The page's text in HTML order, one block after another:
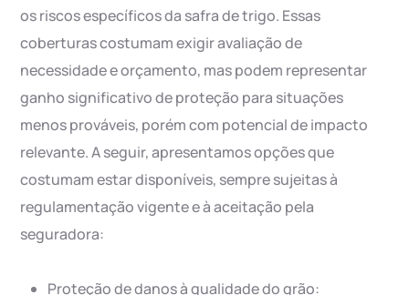
os riscos específicos da safra de trigo. Essas
coberturas costumam exigir avaliação de
necessidade e orçamento, mas podem representar
ganho significativo de proteção para situações
menos prováveis, porém com potencial de impacto
relevante. A seguir, apresentamos opções que
costumam estar disponíveis, sempre sujeitas à
regulamentação vigente e à aceitação pela
seguradora:
Proteção de danos à qualidade do grão: